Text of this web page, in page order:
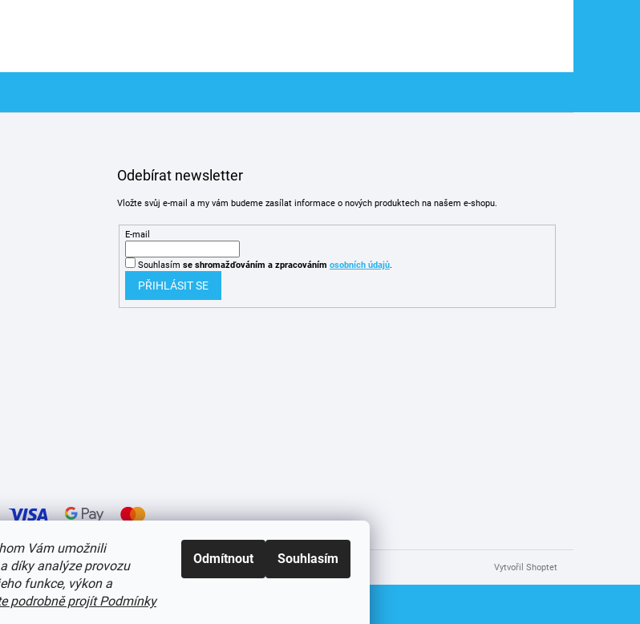
Vám umožnili
díky analýze provozu
funkce, výkon a
podrobně projít Podmínky
Odmítnout Souhlasím
Odebírat newsletter
Vložte svůj e-mail a my vám budeme zasílat informace o nových produktech na našem e-shopu.
E-mail
Souhlasím se shromažďováním a zpracováním osobních údajů.
PŘIHLÁSIT SE
Vytvořil Shoptet